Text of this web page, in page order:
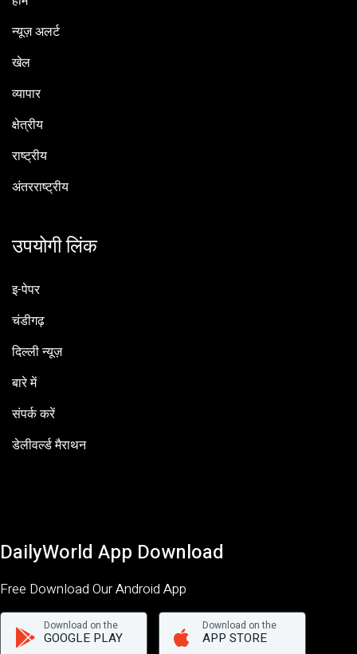
न्यूज़ अलर्ट
खेल
व्यापार
क्षेत्रीय
राष्ट्रीय
अंतरराष्ट्रीय
उपयोगी लिंक
इ-पेपर
चंडीगढ़
दिल्ली न्यूज़
बारे में
संपर्क करें
डेलीवर्ल्ड मैराथन
DailyWorld App Download
Free Download Our Android App
Download on the
GOOGLE PLAY
Download on the
APP STORE